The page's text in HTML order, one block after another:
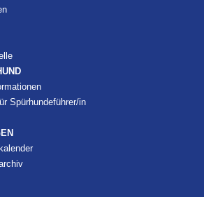
Spürhundeführer/in